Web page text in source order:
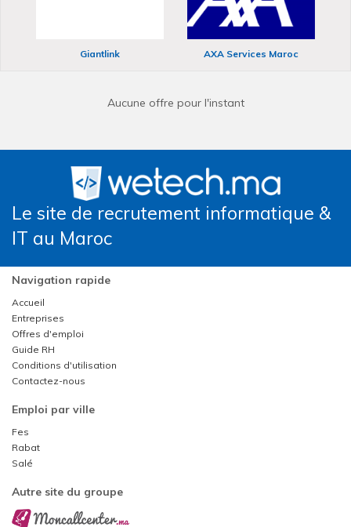
Giantlink AXA Services Maroc
Aucune offre pour l'instant
Le site de recrutement informatique &
IT au Maroc
Navigation rapide
Accueil
Entreprises
Offres d'emploi
Guide RH
Conditions d'utilisation
Contactez-nous
Emploi par ville
Fes
Rabat
Salé
Autre site du groupe